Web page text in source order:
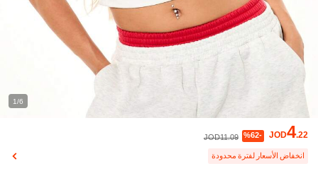
1/6
JOD4.22
%62-
JOD11.09
انخفاض الأسعار لفترة محدودة